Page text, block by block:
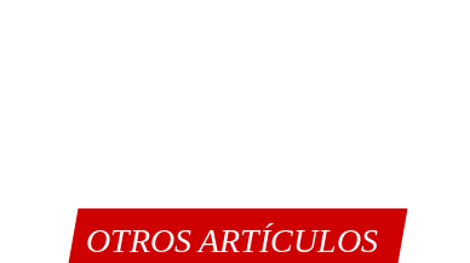
OTROS ARTÍCULOS